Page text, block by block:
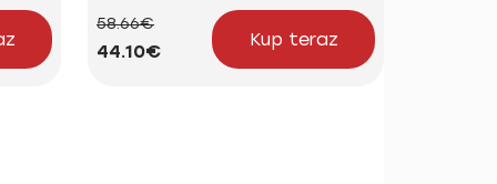
58.66€
44.10€
Kup teraz